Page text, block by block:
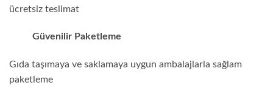
ücretsiz teslimat
Güvenilir Paketleme
Gıda taşımaya ve saklamaya uygun ambalajlarla sağlam
paketleme